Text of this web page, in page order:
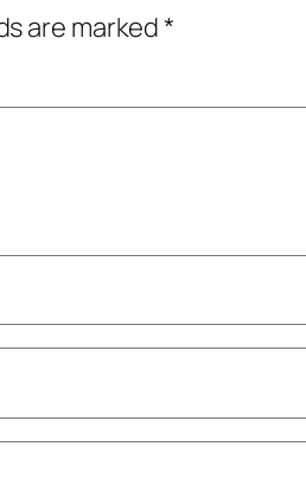
are marked*